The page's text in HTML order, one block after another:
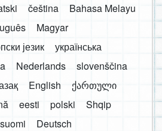
čeština
Bahasa Melayu
Magyar
језик
українська
Nederlands
slovenščina
English
ქართული
eesti polski
Shqip
suomi
Deutsch